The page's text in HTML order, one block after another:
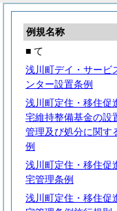
例規名称
■ て
浅川町デイ・サービ
ンター設置条例
浅川町定住・移住促
宅維持整備基金の設
管理及び処分に関す
例
浅川町定住・移住促
宅管理条例
浅川町定住・移住促